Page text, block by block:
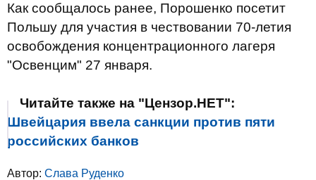
Как сообщалось ранее, Порошенко посетит
Польшу для участия в чествовании 70-летия
освобождения концентрационного лагеря
"Освенцим" 27 января.
Читайте также на "Цензор.НЕТ":
Швейцария ввела санкции против пяти
российских банков
Автор: Слава Руденко